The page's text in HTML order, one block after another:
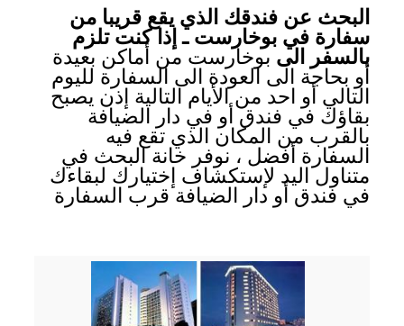
البحث عن فندقك الذي يقع قريبا من
سفارة في بوخارست ـ إذا كنت تلزم
بالسفر الى بوخارست من أماكن بعيدة
أو بحاجة الى العودة الى السفارة لليوم
التالي أو احد من الأيام التالية إذن يصبح
بقاؤك في فندق أو في دار الضيافة
بالقرب من المكان الذي تقع فيه
السفارة أفضل ، نوفر خانة البحث في
متناول اليد لإستكشاف إختيارك لبقاءك
في فندق أو دار الضيافة قرب السفارة